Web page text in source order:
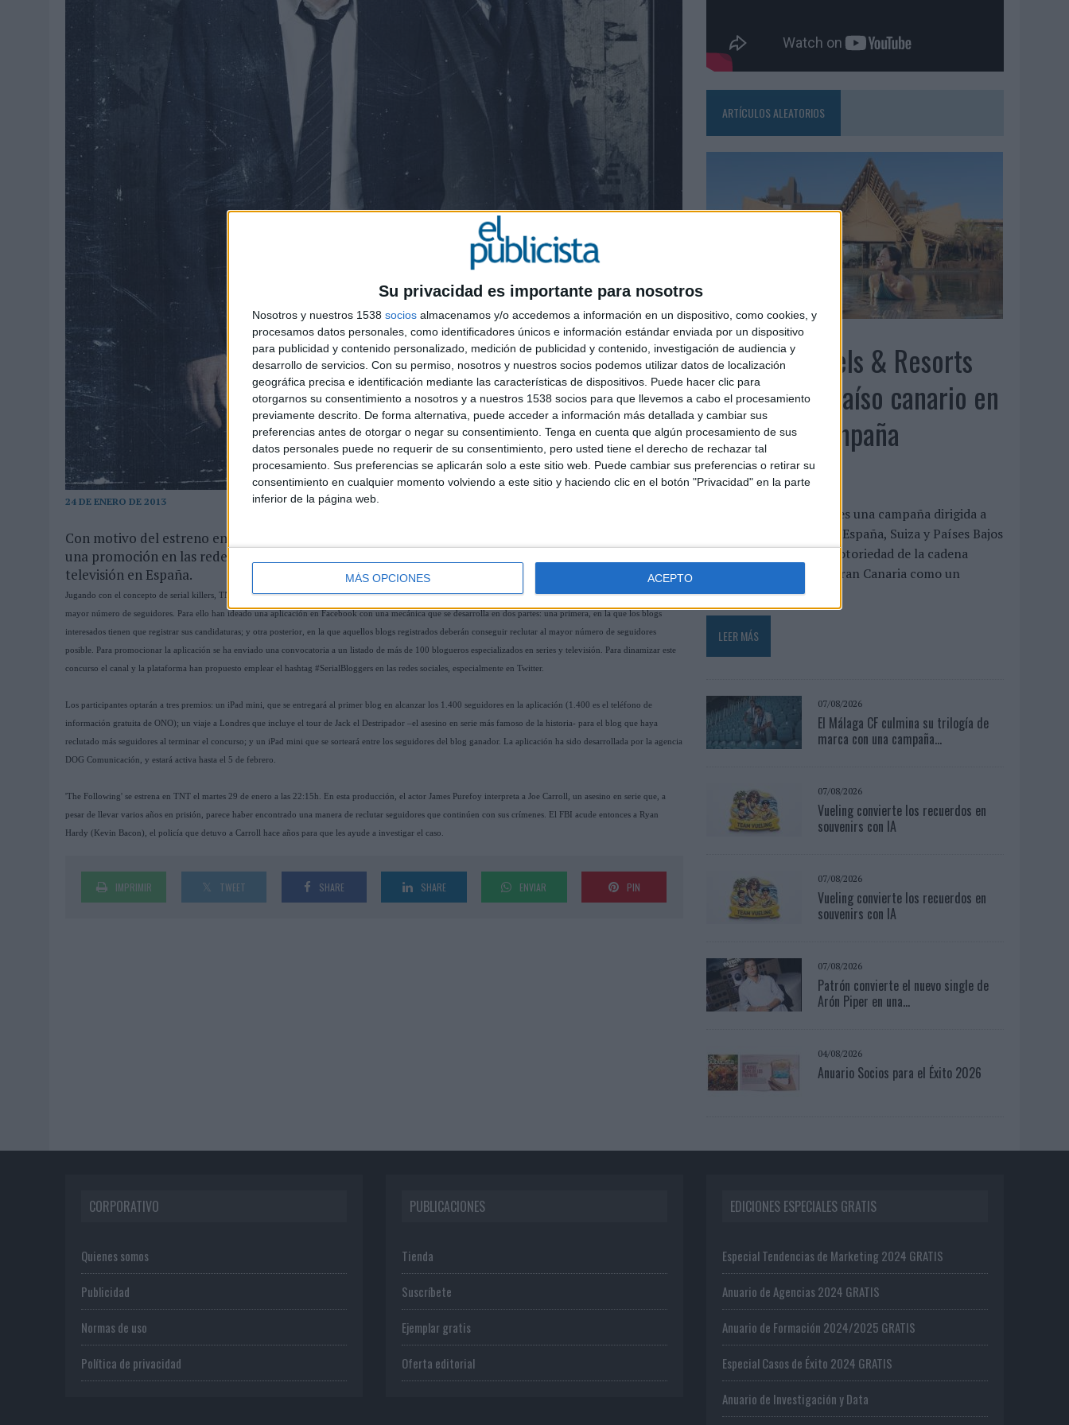
Su privacidad es importante para nosotros
Nosotros y nuestros 1538 socios almacenamos y/o accedemos a información en un dispositivo, como cookies, y
procesamos datos personales, como identificadores únicos e información estándar enviada por un dispositivo
para publicidad y contenido personalizado, medición de publicidad y contenido, investigación de audiencia y
desarrollo de servicios. Con su permiso, nosotros y nuestros socios podemos utilizar datos de localización
geográfica precisa e identificación mediante las características de dispositivos. Puede hacer clic para
otorgarnos su consentimiento a nosotros y a nuestros 1538 socios para que llevemos a cabo el procesamiento
previamente descrito. De forma alternativa, puede acceder a información más detallada y cambiar sus
preferencias antes de otorgar o negar su consentimiento. Tenga en cuenta que algún procesamiento de sus
datos personales puede no requerir de su consentimiento, pero usted tiene el derecho de rechazar tal
procesamiento. Sus preferencias se aplicarán solo a este sitio web. Puede cambiar sus preferencias o retirar su
consentimiento en cualquier momento volviendo a este sitio y haciendo clic en el botón "Privacidad" en la parte
inferior de la página web.
MÁS OPCIONES ACEPTO
MONEDA”
07/08/2026
‘ALEXIA PUTELLAS X GALAXY Z FOLD8 – SIN LÍMITES’, DE CHEIL SPAIN PARA SAMSUNG ELECTRONICS IBERIA
24 DE ENERO DE 2013
Con motivo del estreno en España de la serie 'The Following' el canal y la plataforma ONO lanzan
una promoción en las redes sociales que tiene por objetivo encontrar al mejor blogger sobre series de
televisión en España.
Jugando con el concepto de serial killers, TNT y ONO se han propuesto encontrar al mejor serial blogger de España, es decir, al blog de series que logre sumar un
mayor número de seguidores. Para ello han ideado una aplicación en Facebook con una mecánica que se desarrolla en dos partes: una primera, en la que los blogs
interesados tienen que registrar sus candidaturas; y otra posterior, en la que aquellos blogs registrados deberán conseguir reclutar al mayor número de seguidores
posible. Para promocionar la aplicación se ha enviado una convocatoria a un listado de más de 100 blogueros especializados en series y televisión. Para dinamizar este
concurso el canal y la plataforma han propuesto emplear el hashtag #SerialBloggers en las redes sociales, especialmente en Twitter.
Los participantes optarán a tres premios: un iPad mini, que se entregará al primer blog en alcanzar los 1.400 seguidores en la aplicación (1.400 es el teléfono de
información gratuita de ONO); un viaje a Londres que incluye el tour de Jack el Destripador –el asesino en serie más famoso de la historia- para el blog que haya
reclutado más seguidores al terminar el concurso; y un iPad mini que se sorteará entre los seguidores del blog ganador. La aplicación ha sido desarrollada por la agencia
DOG Comunicación, y estará activa hasta el 5 de febrero.
'The Following' se estrena en TNT el martes 29 de enero a las 22:15h. En esta producción, el actor James Purefoy interpreta a Joe Carroll, un asesino en serie que, a
pesar de llevar varios años en prisión, parece haber encontrado una manera de reclutar seguidores que continúen con sus crímenes. El FBI acude entonces a Ryan
Hardy (Kevin Bacon), el policía que detuvo a Carroll hace años para que les ayude a investigar el caso.
IMPRIMIR TWEET SHARE SHARE ENVIAR PIN
ARTÍCULOS ALEATORIOS
05/08/2026
Lopesan Hotels & Resorts
acerca el paraíso canario en
su última campaña
internacional
‘El paraíso, más cerca’ es una campaña dirigida a
Reino Unido, Alemania, España, Suiza y Países Bajos
que busca reforzar la notoriedad de la cadena
hotelera y posicionar Gran Canaria como un
destino...
LEER MÁS
07/08/2026
El Málaga CF culmina su trilogía de
marca con una campaña...
07/08/2026
Vueling convierte los recuerdos en
souvenirs con IA
07/08/2026
Vueling convierte los recuerdos en
souvenirs con IA
07/08/2026
Patrón convierte el nuevo single de
Arón Piper en una...
04/08/2026
Anuario Socios para el Éxito 2026
CORPORATIVO
Quienes somos
Publicidad
Normas de uso
Política de privacidad
PUBLICACIONES
Tienda
Suscríbete
Ejemplar gratis
Oferta editorial
EDICIONES ESPECIALES GRATIS
Especial Tendencias de Marketing 2024 GRATIS
Anuario de Agencias 2024 GRATIS
Anuario de Formación 2024/2025 GRATIS
Especial Casos de Éxito 2024 GRATIS
Anuario de Investigación y Data